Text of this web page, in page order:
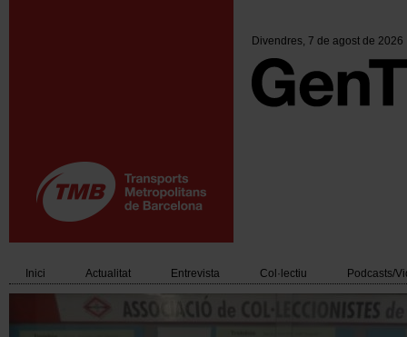
Divendres, 7 de agost de 2026
Main
navigation
Inici Actualitat Entrevista Col·lectiu Podcasts/